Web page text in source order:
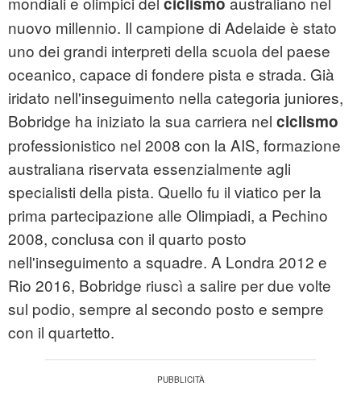
nuovo millennio. Il campione di Adelaide è stato
uno dei grandi interpreti della scuola del paese
oceanico, capace di fondere pista e strada. Già
iridato nell'inseguimento nella categoria juniores,
Bobridge ha iniziato la sua carriera nel ciclismo
professionistico nel 2008 con la AIS, formazione
australiana riservata essenzialmente agli
specialisti della pista. Quello fu il viatico per la
prima partecipazione alle Olimpiadi, a Pechino
2008, conclusa con il quarto posto
nell'inseguimento a squadre. A Londra 2012 e
Rio 2016, Bobridge riuscì a salire per due volte
sul podio, sempre al secondo posto e sempre
con il quartetto.